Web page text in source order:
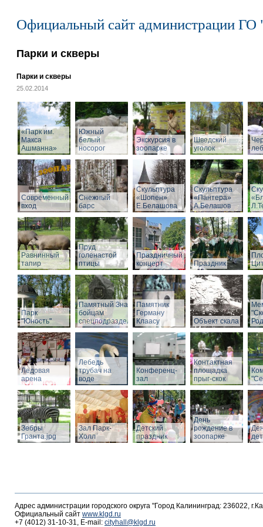
Официальный сайт администрации ГО
Парки и скверы
Парки и скверы
25.02.2014
«Парк им.
Макса
Ашманна»
Южный
белый
носорог
Экскурсия в
зоопарке
Шведский
уголок
Современный
вход
Снежный
барс
Скульптура
«Шопен»
Е.Белашова
Скульптура
«Пантера»
А.Белашов
Равнинный
тапир
Пруд
голенастой
птицы
Праздничный
концерт
Праздник
Парк
"Юность"
Памятный Знак
бойцам
спецподразделений
Памятник
Герману
Клаасу
Объект скала
Ледовая
арена
Лебедь
трубач на
воде
Конференц-
зал
Контактная
площадка
прыг-скок
Зебры
Гранта.jpg
Зал Парк-
Холл
Детский
праздник
День
рождение в
зоопарке
Адрес администрации городского округа "Город Калининград: 236022,
Официальный сайт www.klgd.ru
+7 (4012) 31-10-31, E-mail: cityhall@klgd.ru